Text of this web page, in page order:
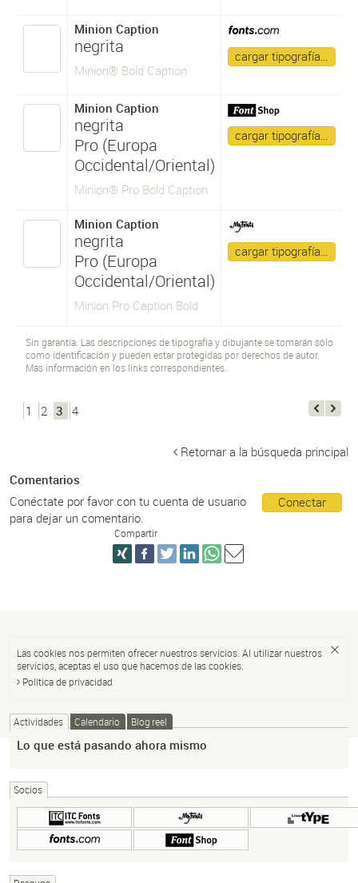
Minion Caption
negrita
Minion® Bold Caption
cargar tipografía…
Minion Caption
negrita
Pro (Europa
Occidental/Oriental)
Minion® Pro Bold Caption
cargar tipografía…
Minion Caption
negrita
Pro (Europa
Occidental/Oriental)
Minion Pro Caption Bold
cargar tipografía…
Sin garantía. Las descripciones de tipografía y dibujante se tomarán sólo
como identificación y pueden estar protegidas por derechos de autor.
Más información en los links correspondientes.
1 2 3 4
Retornar a la búsqueda principal
Comentarios
Conectar
Conéctate por favor con tu cuenta de usuario
para dejar un comentario.
Compartir
Las cookies nos permiten ofrecer nuestros servicios. Al utilizar nuestros
servicios, aceptas el uso que hacemos de las cookies.
Política de privacidad
Actividades Calendario Blog reel
Lo que está pasando ahora mismo
Socios